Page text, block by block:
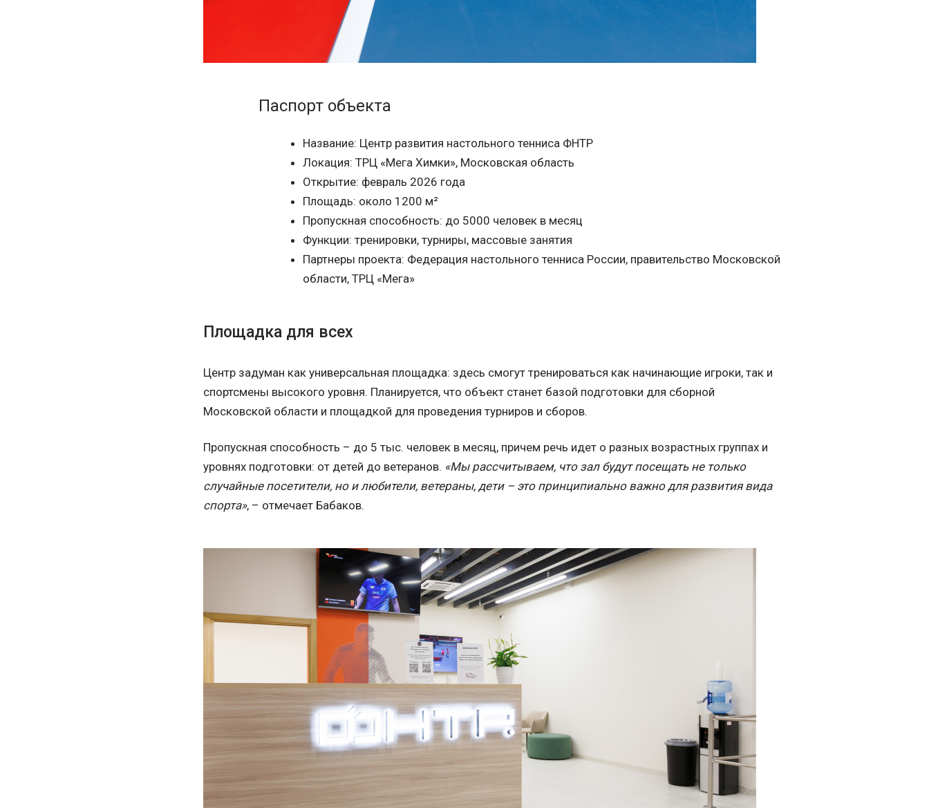
Паспорт объекта
Название: Центр развития настольного тенниса ФНТР
Локация: ТРЦ «Мега Химки», Московская область
Открытие: февраль 2026 года
Площадь: около 1200 м²
Пропускная способность: до 5000 человек в месяц
Функции: тренировки, турниры, массовые занятия
Партнеры проекта: Федерация настольного тенниса России, правительство Московской
области, ТРЦ «Мега»
Площадка для всех
Центр задуман как универсальная площадка: здесь смогут тренироваться как начинающие игроки, так и
спортсмены высокого уровня. Планируется, что объект станет базой подготовки для сборной
Московской области и площадкой для проведения турниров и сборов.
Пропускная способность – до 5 тыс. человек в месяц, причем речь идет о разных возрастных группах и
уровнях подготовки: от детей до ветеранов. «Мы рассчитываем, что зал будут посещать не только
случайные посетители, но и любители, ветераны, дети – это принципиально важно для развития вида
спорта», – отмечает Бабаков.